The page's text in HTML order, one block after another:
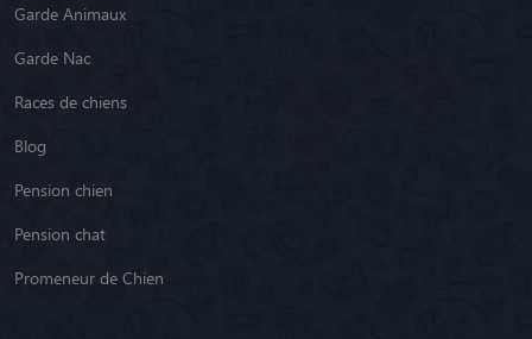
Garde Animaux
Garde Nac
Races de chiens
Blog
Pension chien
Pension chat
Promeneur de Chien